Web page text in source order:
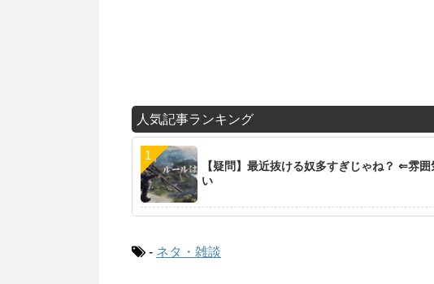
人気記事ランキング
【疑問】最近抜ける奴多すぎじゃね？ ⇐雰
い
- ネタ・雑談